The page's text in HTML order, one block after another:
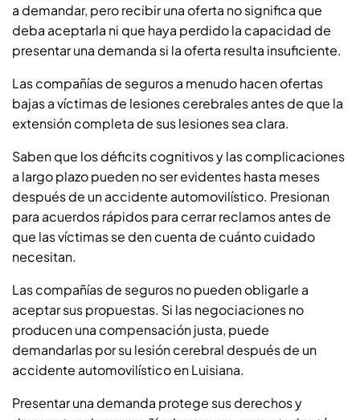
a demandar, pero recibir una oferta no significa que
deba aceptarla ni que haya perdido la capacidad de
presentar una demanda si la oferta resulta insuficiente.
Las compañías de seguros a menudo hacen ofertas
bajas a víctimas de lesiones cerebrales antes de que la
extensión completa de sus lesiones sea clara.
Saben que los déficits cognitivos y las complicaciones
a largo plazo pueden no ser evidentes hasta meses
después de un accidente automovilístico. Presionan
para acuerdos rápidos para cerrar reclamos antes de
que las víctimas se den cuenta de cuánto cuidado
necesitan.
Las compañías de seguros no pueden obligarle a
aceptar sus propuestas. Si las negociaciones no
producen una compensación justa, puede
demandarlas por su lesión cerebral después de un
accidente automovilístico en Luisiana.
Presentar una demanda protege sus derechos y